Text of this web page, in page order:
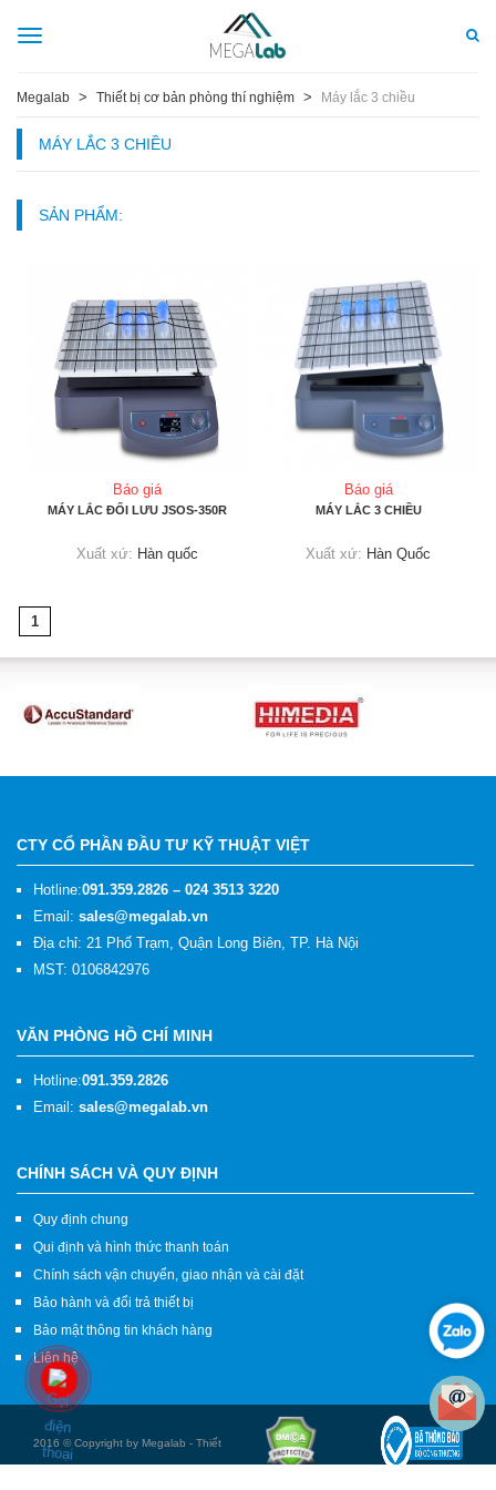
Megalab > Thiết bị cơ bản phòng thí nghiệm > Máy lắc 3 chiều
MÁY LẮC 3 CHIỀU
SẢN PHẨM:
Báo giá
MÁY LẮC ĐỐI LƯU JSOS-350R
Xuất xứ: Hàn quốc
Báo giá
MÁY LẮC 3 CHIỀU
Xuất xứ: Hàn Quốc
1
CTY CỔ PHẦN ĐẦU TƯ KỸ THUẬT VIỆT
Hotline:091.359.2826 – 024 3513 3220
Email: sales@megalab.vn
Địa chỉ: 21 Phố Trạm, Quận Long Biên, TP. Hà Nội
MST: 0106842976
VĂN PHÒNG HỒ CHÍ MINH
Hotline:091.359.2826
Email: sales@megalab.vn
CHÍNH SÁCH VÀ QUY ĐỊNH
Quy định chung
Qui định và hình thức thanh toán
Chính sách vận chuyển, giao nhận và cài đặt
Bảo hành và đổi trả thiết bị
Bảo mật thông tin khách hàng
Liên hệ
2016 © Copyright by Megalab - Thiết